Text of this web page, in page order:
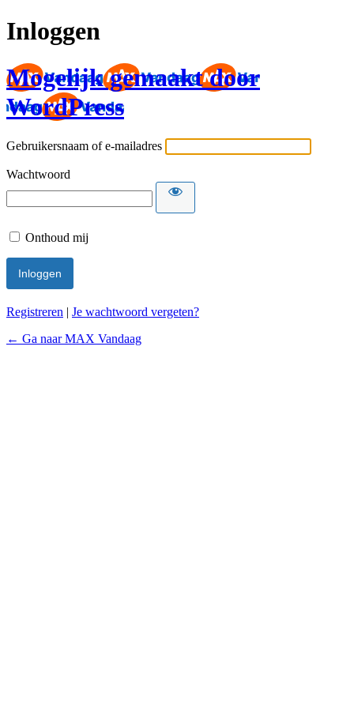
Inloggen
Mogelijk gemaakt door
WordPress
Gebruikersnaam of e-mailadres
Wachtwoord
Onthoud mij
Registreren | Je wachtwoord vergeten?
← Ga naar MAX Vandaag